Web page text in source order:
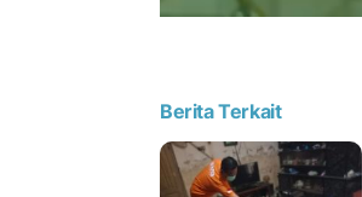
Berita Terkait